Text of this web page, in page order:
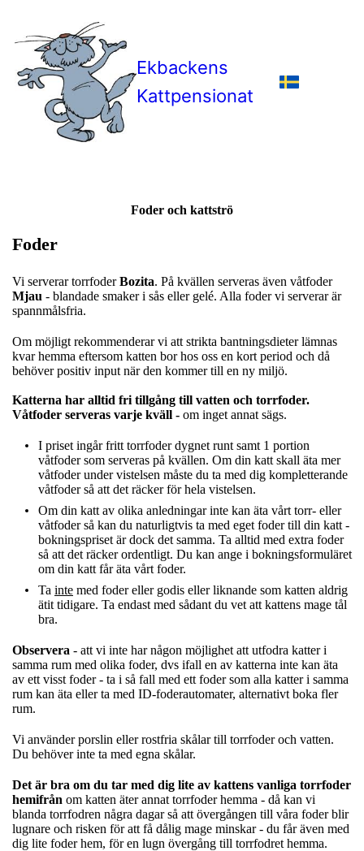
Ekbackens
Kattpensionat
Foder och kattströ
Foder
Vi serverar torrfoderBozita. På kvällen serveras även våtfoder
Mjau - blandade smaker i sås eller gelé. Alla foder vi serverar är
spannmålsfria.
Om möjligt rekommenderar vi att strikta bantningsdieter lämnas
kvar hemma eftersom katten bor hos oss en kort period och då
behöver positiv input när den kommer till en ny miljö.
Katterna har alltid fri tillgång till vatten och torrfoder.
Våtfoder serveras varje kväll - om inget annat sägs.
I priset ingår fritt torrfoder dygnet runt samt 1 portion
våtfoder som serveras på kvällen. Om din katt skall äta mer
våtfoder under vistelsen måste du ta med dig kompletterande
våtfoder så att det räcker för hela vistelsen.
Om din katt av olika anledningar inte kan äta vårt torr- eller
våtfoder så kan du naturligtvis ta med eget foder till din katt -
bokningspriset är dock det samma. Ta alltid med extra foder
så att det räcker ordentligt. Du kan ange i bokningsformuläret
om din katt får äta vårt foder.
Ta inte med foder eller godis eller liknande som katten aldrig
ätit tidigare. Ta endast med sådant du vet att kattens mage tål
bra.
Observera - att vi inte har någon möjlighet att utfodra katter i
samma rum med olika foder, dvs ifall en av katterna inte kan äta
av ett visst foder - ta i så fall med ett foder som alla katter i samma
rum kan äta eller ta med ID-foderautomater, alternativt boka fler
rum.
Vi använder porslin eller rostfria skålar till torrfoder och vatten.
Du behöver inte ta med egna skålar.
Det är bra om du tar med dig lite av kattens vanliga torrfoder
hemifrån om katten äter annat torrfoder hemma - då kan vi
blanda torrfodren några dagar så att övergången till våra foder blir
lugnare och risken för att få dålig mage minskar - du får även med
dig lite foder hem, för en lugn övergång till torrfodret hemma.